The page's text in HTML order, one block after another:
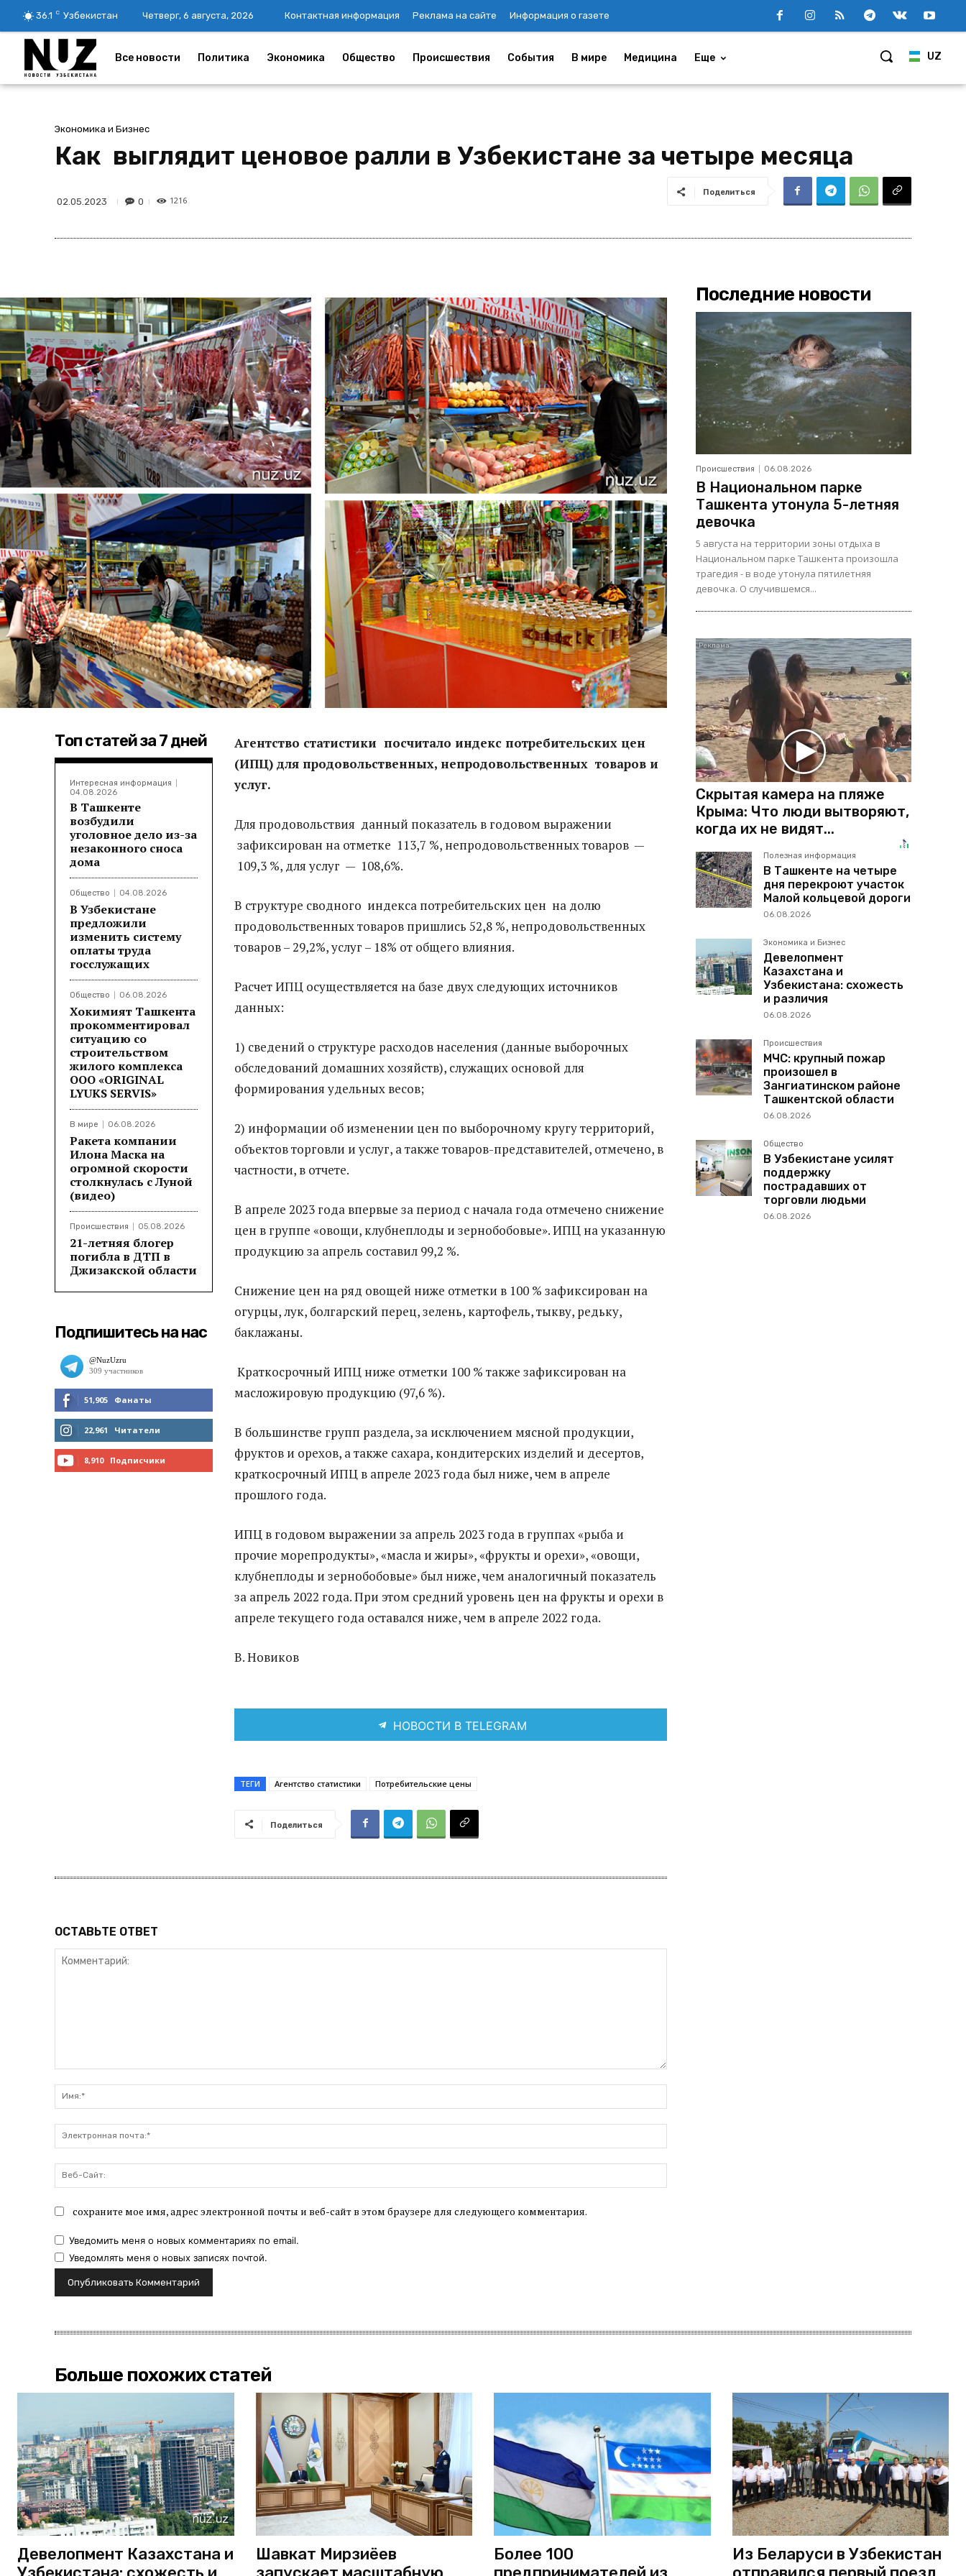
36.1 C Узбекистан Четверг, 6 августа, 2026 Контактная информация Реклама на сайте Информация о газете
UZ
Все новости Политика Экономика Общество Происшествия События В мире Медицина Еще
Экономика и Бизнес
Как выглядит ценовое ралли в Узбекистане за четыре месяца
02.05.2023 0 1216
Поделиться
Топ статей за 7 дней
Интересная информация
04.08.2026
В Ташкенте
возбудили
уголовное дело из-за
незаконного сноса
дома
Общество 04.08.2026
В Узбекистане
предложили
изменить систему
оплаты труда
госслужащих
Общество 06.08.2026
Хокимият Ташкента
прокомментировал
ситуацию со
строительством
жилого комплекса
ООО «ORIGINAL
LYUKS SERVIS»
В мире 06.08.2026
Ракета компании
Илона Маска на
огромной скорости
столкнулась с Луной
(видео)
Происшествия 05.08.2026
21-летняя блогер
погибла в ДТП в
Джизакской области
Подпишитесь на нас
51,905 Фанаты
МНЕ НРАВИТСЯ
22,961 Читатели
8,910 Подписчики
Агентство статистики посчитало индекс потребительских цен
(ИПЦ) для продовольственных, непродовольственных товаров и
услуг.
Для продовольствия данный показатель в годовом выражении
зафиксирован на отметке 113,7 %, непродовольственных товаров —
109,3 %, для услуг — 108,6%.
В структуре сводного индекса потребительских цен на долю
продовольственных товаров пришлись 52,8 %, непродовольственных
товаров – 29,2%, услуг – 18% от общего влияния.
Расчет ИПЦ осуществляется на базе двух следующих источников
данных:
1) сведений о структуре расходов населения (данные выборочных
обследований домашних хозяйств), служащих основой для
формирования удельных весов;
2) информации об изменении цен по выборочному кругу территорий,
объектов торговли и услуг, а также товаров-представителей, отмечено, в
частности, в отчете.
В апреле 2023 года впервые за период с начала года отмечено снижение
цен в группе «овощи, клубнеплоды и зернобобовые». ИПЦ на указанную
продукцию за апрель составил 99,2 %.
Снижение цен на ряд овощей ниже отметки в 100 % зафиксирован на
огурцы, лук, болгарский перец, зелень, картофель, тыкву, редьку,
баклажаны.
Краткосрочный ИПЦ ниже отметки 100 % также зафиксирован на
масложировую продукцию (97,6 %).
В большинстве групп раздела, за исключением мясной продукции,
фруктов и орехов, а также сахара, кондитерских изделий и десертов,
краткосрочный ИПЦ в апреле 2023 года был ниже, чем в апреле
прошлого года.
ИПЦ в годовом выражении за апрель 2023 года в группах «рыба и
прочие морепродукты», «масла и жиры», «фрукты и орехи», «овощи,
клубнеплоды и зернобобовые» был ниже, чем аналогичный показатель
за апрель 2022 года. При этом средний уровень цен на фрукты и орехи в
апреле текущего года оставался ниже, чем в апреле 2022 года.
В. Новиков
НОВОСТИ В TELEGRAM
ТЕГИ Агентство статистики Потребительские цены
Поделиться
ОСТАВЬТЕ ОТВЕТ
почта:*
Сайт:
сохраните мое имя, адрес электронной почты и веб-сайт в этом браузере для следующего комментария.
Уведомить меня о новых комментариях по email.
Уведомлять меня о новых записях почтой.
Последние новости
Происшествия 06.08.2026
В Национальном парке
Ташкента утонула 5-летняя
девочка
5 августа на территории зоны отдыха в
Национальном парке Ташкента произошла
трагедия - в воде утонула пятилетняя
девочка. О случившемся...
Скрытая камера на пляже
Крыма: Что люди вытворяют,
когда их не видят...
Полезная информация
В Ташкенте на четыре
дня перекроют участок
Малой кольцевой дороги
06.08.2026
Экономика и Бизнес
Девелопмент
Казахстана и
Узбекистана: схожесть
и различия
06.08.2026
Происшествия
МЧС: крупный пожар
произошел в
Зангиатинском районе
Ташкентской области
06.08.2026
Общество
В Узбекистане усилят
поддержку
пострадавших от
торговли людьми
06.08.2026
Больше похожих статей
Девелопмент Казахстана и
Шавкат Мирзиёев
Более 100
Из Беларуси в Узбекистан